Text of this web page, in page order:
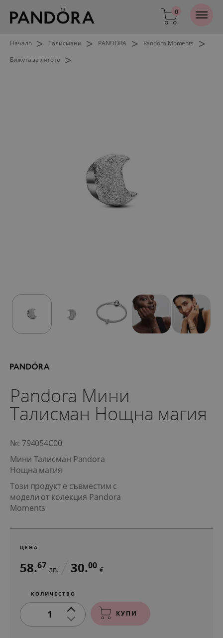
0
Начало > Талисмани > PANDORA > Pandora Moments >
Бижута за лятото >
Pandora Мини
Талисман Нощна магия
№: 794054C00
Мини Талисман Pandora
Нощна магия
Този продукт е съвместим с
модели от колекция Pandora
Moments
ЦЕНА
58.67 лв. 30.00 €
КОЛИЧЕСТВО
1 КУПИ